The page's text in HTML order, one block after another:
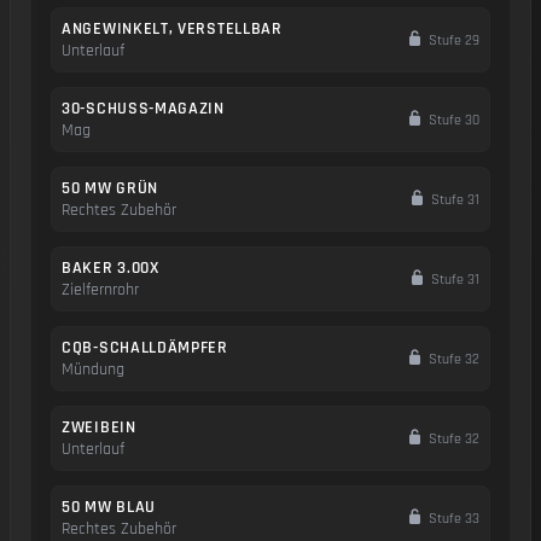
ANGEWINKELT, VERSTELLBAR
Unterlauf
Stufe 29
30-SCHUSS-MAGAZIN
Mag
Stufe 30
50 MW GRÜN
Rechtes Zubehör
Stufe 31
BAKER 3.00X
Zielfernrohr
Stufe 31
CQB-SCHALLDÄMPFER
Mündung
Stufe 32
ZWEIBEIN
Unterlauf
Stufe 32
50 MW BLAU
Rechtes Zubehör
Stufe 33